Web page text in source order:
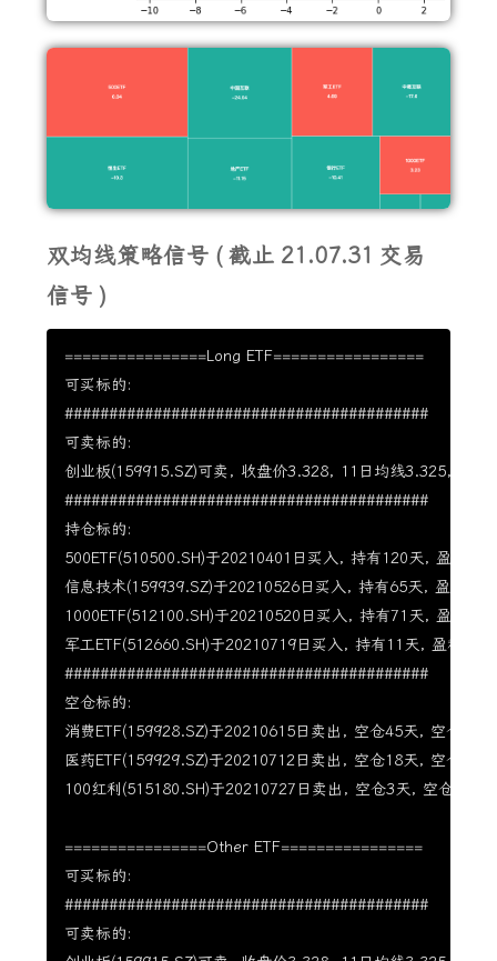
双均线策略信号 ( 截止 21.07.31 交易
信号 )
================Long ETF=================
可买标的:
#########################################
可卖标的:
创业板(159915.SZ)可卖, 收盘价3.328, 11日均线3.325, 22日
#########################################
持仓标的:
500ETF(510500.SH)于20210401日买入, 持有120天, 盈利
信息技术(159939.SZ)于20210526日买入, 持有65天, 盈利
1000ETF(512100.SH)于20210520日买入, 持有71天, 盈利
军工ETF(512660.SH)于20210719日买入, 持有11天, 盈利
#########################################
空仓标的:
消费ETF(159928.SZ)于20210615日卖出, 空仓45天, 空仓期
医药ETF(159929.SZ)于20210712日卖出, 空仓18天, 空仓期
100红利(515180.SH)于20210727日卖出, 空仓3天, 空仓期涨
================Other ETF================
可买标的:
#########################################
可卖标的: